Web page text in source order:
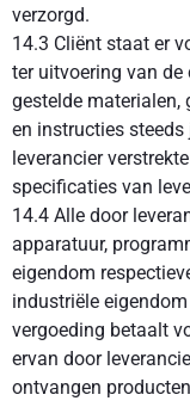
verzorgd.
14.3 Cliënt staat er
ter uitvoering van
gestelde materialen,
en instructies
leverancier
specificaties van
14.4 Alle door
apparatuur,
eigendom
industriële
vergoeding betaalt
ervan door
ontvangen